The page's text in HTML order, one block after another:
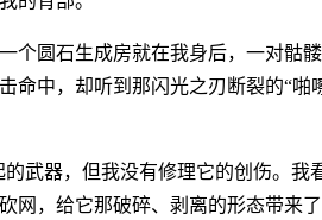
个圆石生成房就在我身后，一对骷
命中，却听到那闪光之刃断裂的“啪
的武器，但我没有修理它的创伤。我
网，给它那破碎、剥离的形态带来